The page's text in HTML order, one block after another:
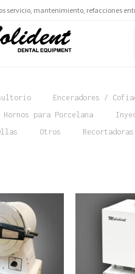
servicio, mantenimiento, refacciones
Enceradores /
Hornos para Porcelana
Otros Recortadoras